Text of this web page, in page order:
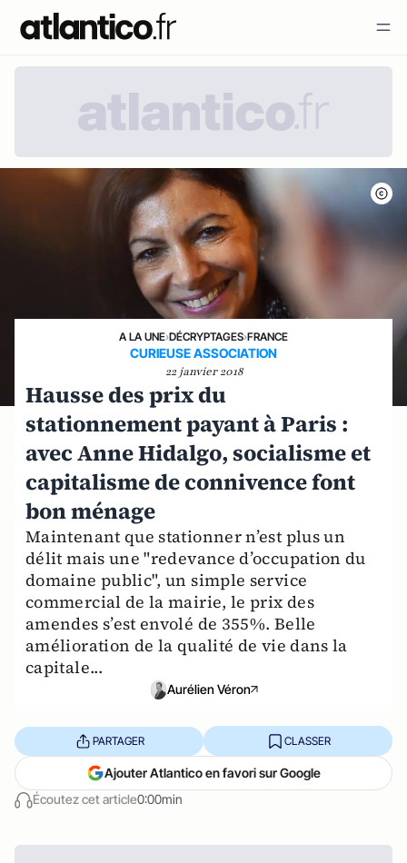
A LA UNE›DÉCRYPTAGES›FRANCE
CURIEUSE ASSOCIATION
22 janvier 2018
Hausse des prix du
stationnement payant à Paris :
avec Anne Hidalgo, socialisme et
capitalisme de connivence font
bon ménage
Maintenant que stationner n’est plus un
délit mais une "redevance d’occupation du
domaine public", un simple service
commercial de la mairie, le prix des
amendes s’est envolé de 355%. Belle
amélioration de la qualité de vie dans la
capitale...
Aurélien Véron
Écoutez cet article0:00min
PARTAGER CLASSER
Ajouter Atlantico en favori sur Google